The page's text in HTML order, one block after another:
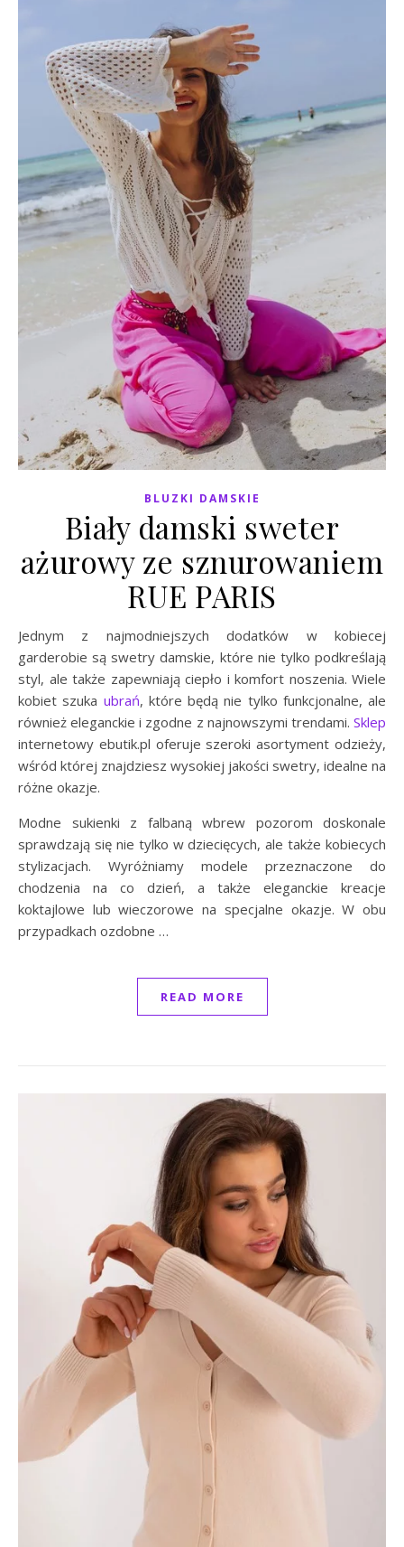
BLUZKI DAMSKIE
Biały damski sweter
ażurowy ze sznurowaniem
RUE PARIS
Jednym z najmodniejszych dodatków w kobiecej
garderobie są swetry damskie, które nie tylko podkreślają
styl, ale także zapewniają ciepło i komfort noszenia. Wiele
kobiet szuka ubrań, które będą nie tylko funkcjonalne, ale
również eleganckie i zgodne z najnowszymi trendami. Sklep
internetowy ebutik.pl oferuje szeroki asortyment odzieży,
wśród której znajdziesz wysokiej jakości swetry, idealne na
różne okazje.
Modne sukienki z falbaną wbrew pozorom doskonale
sprawdzają się nie tylko w dziecięcych, ale także kobiecych
stylizacjach. Wyróżniamy modele przeznaczone do
chodzenia na co dzień, a także eleganckie kreacje
koktajlowe lub wieczorowe na specjalne okazje. W obu
przypadkach ozdobne …
READ MORE